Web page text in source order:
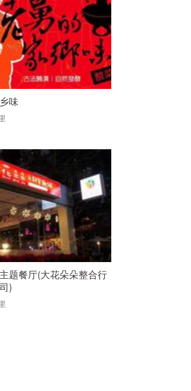
味
题餐厅(大花朵朵整合行
)